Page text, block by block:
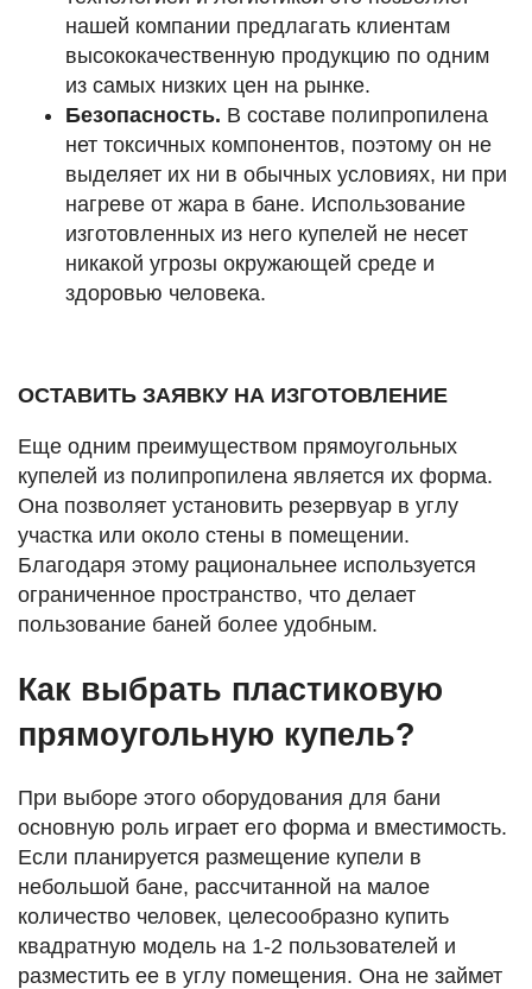
нашей компании предлагать клиентам
высококачественную продукцию по одним
из самых низких цен на рынке.
Безопасность. В составе полипропилена
нет токсичных компонентов, поэтому он не
выделяет их ни в обычных условиях, ни при
нагреве от жара в бане. Использование
изготовленных из него купелей не несет
никакой угрозы окружающей среде и
здоровью человека.
ОСТАВИТЬ ЗАЯВКУ НА ИЗГОТОВЛЕНИЕ
Еще одним преимуществом прямоугольных
купелей из полипропилена является их форма.
Она позволяет установить резервуар в углу
участка или около стены в помещении.
Благодаря этому рациональнее используется
ограниченное пространство, что делает
пользование баней более удобным.
Как выбрать пластиковую
прямоугольную купель?
При выборе этого оборудования для бани
основную роль играет его форма и вместимость.
Если планируется размещение купели в
небольшой бане, рассчитанной на малое
количество человек, целесообразно купить
квадратную модель на 1-2 пользователей и
разместить ее в углу помещения. Она не займет